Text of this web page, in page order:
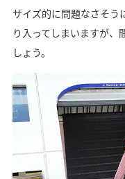
サイズ的に問題なさそ
り入ってしまいますが、
しょう。